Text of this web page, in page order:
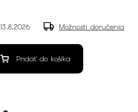
13.8.2026 Možnosti doručenia
Pridať do košíka